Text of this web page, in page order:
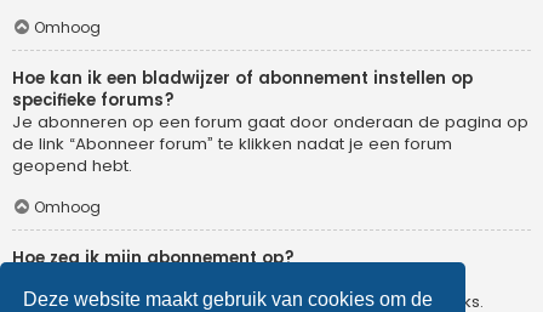
Deze website maakt gebruik van cookies om de
Omhoog
Hoe kan ik een bladwijzer of abonnement instellen op
specifieke forums?
Je abonneren op een forum gaat door onderaan de pagina op
de link “Abonneer forum” te klikken nadat je een forum
geopend hebt.
Omhoog
Hoe zeg ik mijn abonnement op?
gebruikerspaneel en klik je op de hier voor dienende links.